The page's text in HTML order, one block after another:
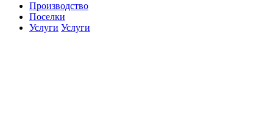
Производство
Поселки
Услуги Услуги